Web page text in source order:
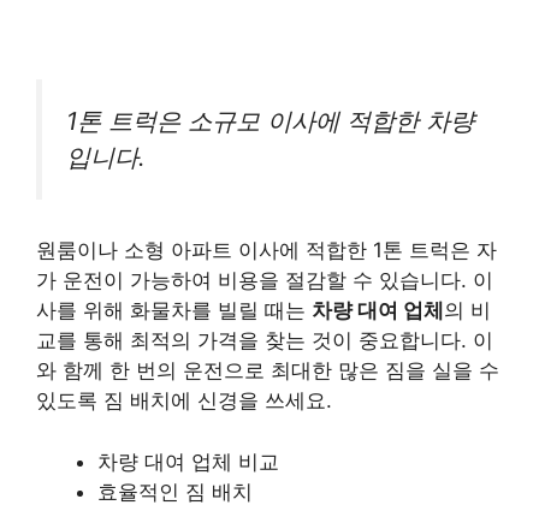
1톤 트럭은 소규모 이사에 적합한 차량
입니다.
원룸이나 소형 아파트 이사에 적합한 1톤 트럭은 자
가 운전이 가능하여 비용을 절감할 수 있습니다. 이
사를 위해 화물차를 빌릴 때는 차량 대여 업체 의 비
교를 통해 최적의 가격을 찾는 것이 중요합니다. 이
와 함께 한 번의 운전으로 최대한 많은 짐을 실을 수
있도록 짐 배치에 신경을 쓰세요.
차량 대여 업체 비교
효율적인 짐 배치